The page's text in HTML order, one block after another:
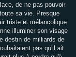
de ne pas pouvoir
sa vie. Presque
triste et mélancolique
illuminer son visage
destin de milliards de
pas qu'il ait